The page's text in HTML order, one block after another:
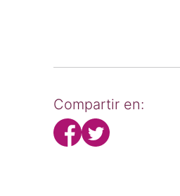
Compartir en: